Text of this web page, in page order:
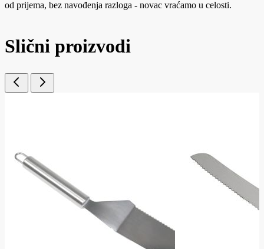
od prijema, bez navođenja razloga - novac vraćamo u celosti.
Slični proizvodi